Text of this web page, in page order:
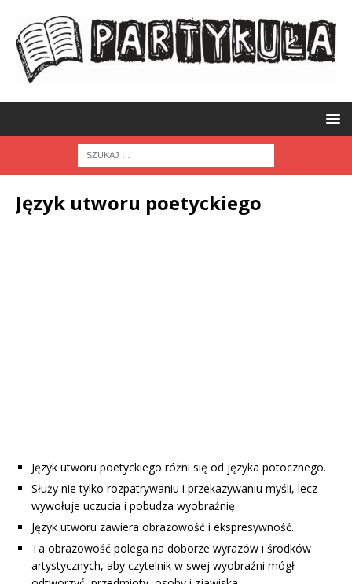
Język utworu poetyckiego
Język utworu poetyckiego różni się od języka potocznego.
Służy nie tylko rozpatrywaniu i przekazywaniu myśli, lecz
wywołuje uczucia i pobudza wyobraźnię.
Język utworu zawiera obrazowość i ekspresywność.
Ta obrazowość polega na doborze wyrazów i środków
artystycznych, aby czytelnik w swej wyobraźni mógł